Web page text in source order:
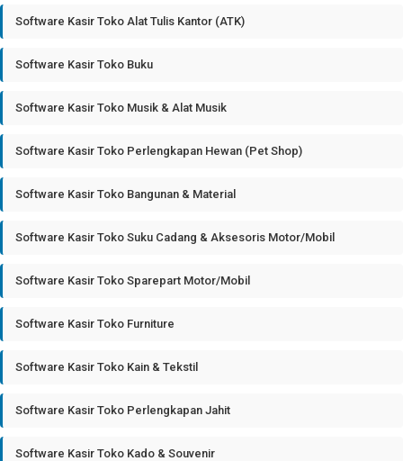
Software Kasir Toko Alat Tulis Kantor (ATK)
Software Kasir Toko Buku
Software Kasir Toko Musik & Alat Musik
Software Kasir Toko Perlengkapan Hewan (Pet Shop)
Software Kasir Toko Bangunan & Material
Software Kasir Toko Suku Cadang & Aksesoris Motor/Mobil
Software Kasir Toko Sparepart Motor/Mobil
Software Kasir Toko Furniture
Software Kasir Toko Kain & Tekstil
Software Kasir Toko Perlengkapan Jahit
Software Kasir Toko Kado & Souvenir